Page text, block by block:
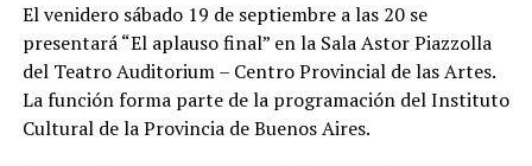
El venidero sábado 19 de septiembre a las 20 se
presentará “El aplauso final” en la Sala Astor Piazzolla
del Teatro Auditorium – Centro Provincial de las Artes.
La función forma parte de la programación del Instituto
Cultural de la Provincia de Buenos Aires.